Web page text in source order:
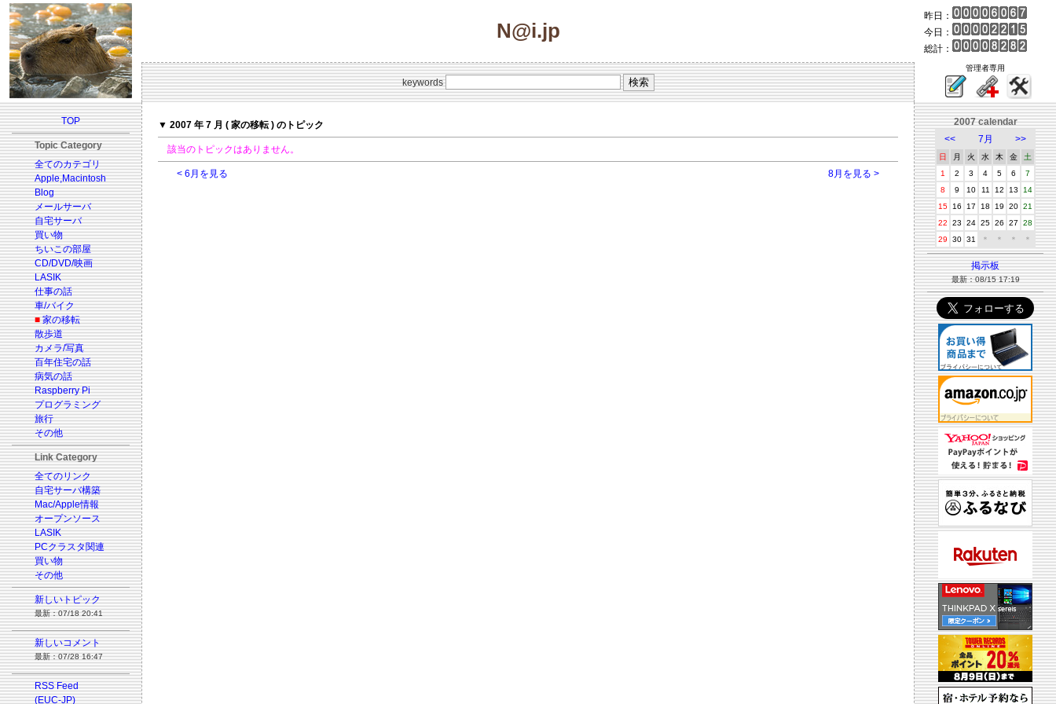
N@i.jp
昨日：
今日：
総計：
keywords
管理者専用
TOP
Topic Category
全てのカテゴリ
Apple,Macintosh
Blog
メールサーバ
自宅サーバ
買い物
ちいこの部屋
CD/DVD/映画
LASIK
仕事の話
車/バイク
■ 家の移転
散歩道
カメラ/写真
百年住宅の話
病気の話
Raspberry Pi
プログラミング
旅行
その他
Link Category
全てのリンク
自宅サーバ構築
Mac/Apple情報
オープンソース
LASIK
PCクラスタ関連
買い物
その他
新しいトピック
最新：07/18 20:41
新しいコメント
最新：07/28 16:47
RSS Feed
(EUC-JP)
▼ 2007 年 7 月 ( 家の移転 ) のトピック
該当のトピックはありません。
< 6月を見る 8月を見る >
2007 calendar
<<
7月 >>
日 月 火 水 木 金
土
1
2 3 4 5 6
7
8
9 10 11 12 13
14
15
16 17 18 19 20 21
22
23 24 25 26 27
28
29
30 31 ＊ ＊ ＊ ＊
掲示板
最新：08/15 17:19